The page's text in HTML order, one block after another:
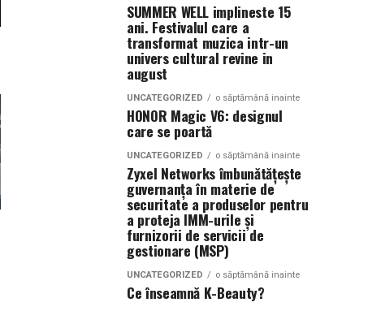
SUMMER WELL implineste 15
ani. Festivalul care a
transformat muzica intr-un
univers cultural revine in
august
UNCATEGORIZED o săptămână inainte
HONOR Magic V6: designul
care se poartă
UNCATEGORIZED o săptămână inainte
Zyxel Networks îmbunătățește
guvernanța în materie de
securitate a produselor pentru
a proteja IMM-urile și
furnizorii de servicii de
gestionare (MSP)
UNCATEGORIZED o săptămână inainte
Ce înseamnă K-Beauty?